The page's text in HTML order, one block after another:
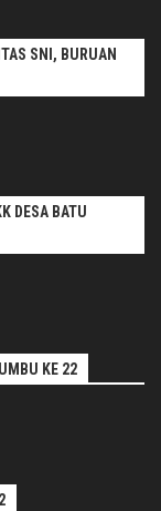
SNI, BURUAN
DESA BATU
KE 22